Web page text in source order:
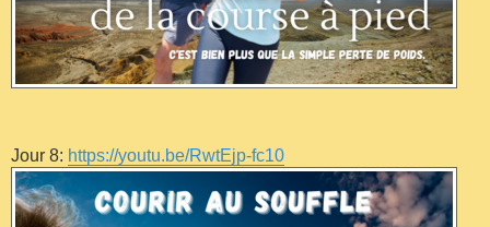
Jour 8: https://youtu.be/RwtEjp-fc10